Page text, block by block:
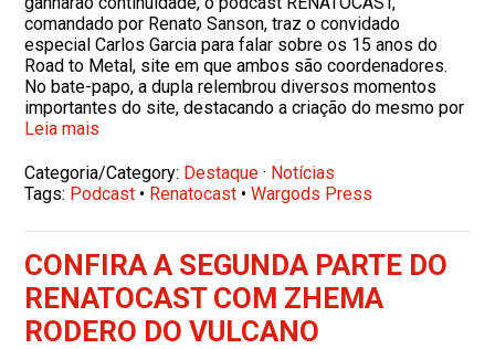
comandado por Renato Sanson, traz o convidado
especial Carlos Garcia para falar sobre os 15 anos do
Road to Metal, site em que ambos são coordenadores.
No bate-papo, a dupla relembrou diversos momentos
importantes do site, destacando a criação do mesmo por
Leia mais
Categoria/Category: Destaque · Notícias
Tags: Podcast • Renatocast •Wargods Press
CONFIRA A SEGUNDA PARTE DO
RENATOCAST COM ZHEMA
RODERO DO VULCANO